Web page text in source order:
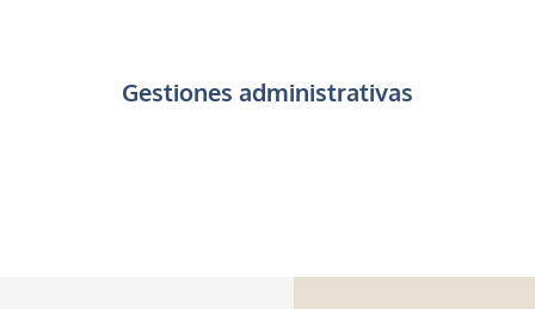
Gestiones administrativas